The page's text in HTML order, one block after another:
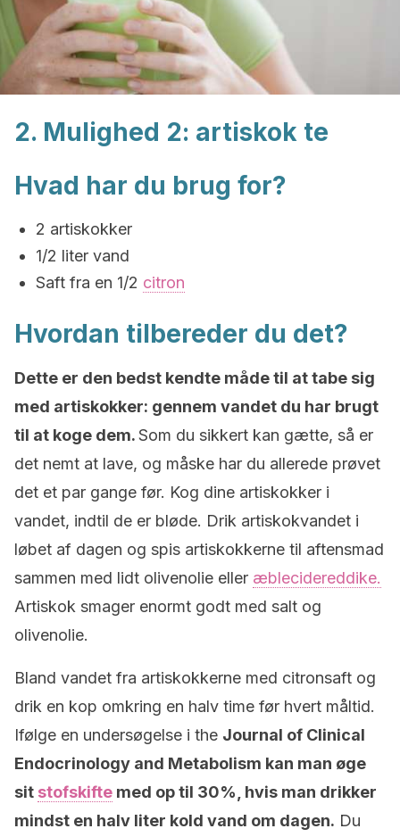
2. Mulighed 2: artiskok te
Hvad har du brug for?
2 artiskokker
1/2 liter vand
Saft fra en 1/2 citron
Hvordan tilbereder du det?
Dette er den bedst kendte måde til at tabe sig
med artiskokker: gennem vandet du har brugt
til at koge dem.Som du sikkert kan gætte, så er
det nemt at lave, og måske har du allerede prøvet
det et par gange før. Kog dine artiskokker i
vandet, indtil de er bløde. Drik artiskokvandet i
løbet af dagen og spis artiskokkerne til aftensmad
sammen med lidt olivenolie eller æblecidereddike.
Artiskok smager enormt godt med salt og
olivenolie.
Bland vandet fra artiskokkerne med citronsaft og
drik en kop omkring en halv time før hvert måltid.
Ifølge en undersøgelse i the Journal of Clinical
Endocrinology and Metabolism kan man øge
sit stofskifte med op til 30%, hvis man drikker
mindst en halv liter kold vand om dagen. Du